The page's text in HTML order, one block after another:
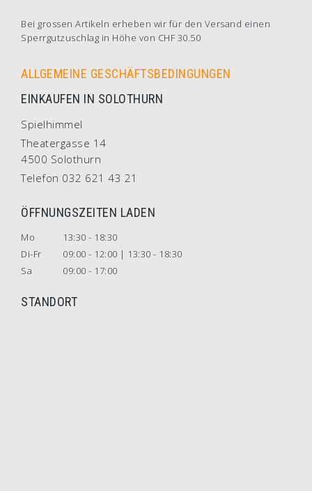
Bei grossen Artikeln erheben wir für den Versand einen
Sperrgutzuschlag in Höhe von CHF 30.50
ALLGEMEINE GESCHÄFTSBEDINGUNGEN
EINKAUFEN IN SOLOTHURN
Spielhimmel
Theatergasse 14
4500 Solothurn
Telefon 032 621 43 21
ÖFFNUNGSZEITEN LADEN
Mo
13:30 - 18:30
Di-Fr
09:00 - 12:00 | 13:30 - 18:30
Sa
09:00 - 17:00
STANDORT